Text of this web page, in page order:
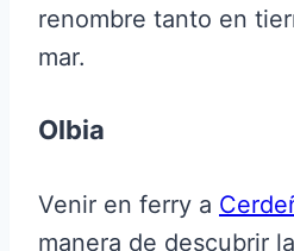
renombre tanto en
mar.
Olbia
Venir en ferry a
manera de descubrir